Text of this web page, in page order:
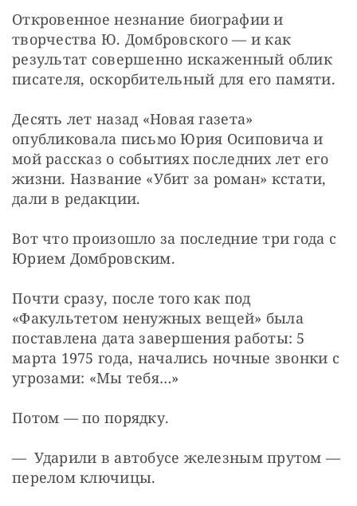
Откровенное незнание биографии и
творчества Ю. Домбровского — ​и как
результат совершенно искаженный облик
писателя, оскорбительный для его памяти.
Десять лет назад «Новая газета»
опубликовала письмо Юрия Осиповича и
мой рассказ о событиях последних лет его
жизни. Название ​«Убит за роман» ​кстати,
дали в редакции.
Вот что произошло за последние три года с
Юрием Домбровским.
Почти сразу, после того как под
«Факультетом ненужных вещей» была
поставлена дата завершения работы: 5
марта 1975 года, начались ночные звонки с
угрозами: «Мы тебя…»
Потом — ​по порядку.
— Ударили в автобусе железным прутом — ​
перелом ключицы.